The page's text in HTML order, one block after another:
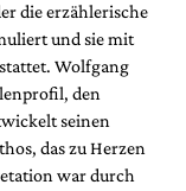
die erzählerische
und sie mit
Wolfgang
den
seinen
das zu Herzen
war durch